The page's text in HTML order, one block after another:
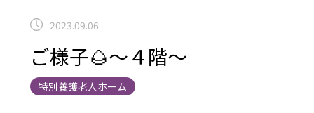
2023.09.06
ご様子🌰～４階～
特別養護老人ホーム